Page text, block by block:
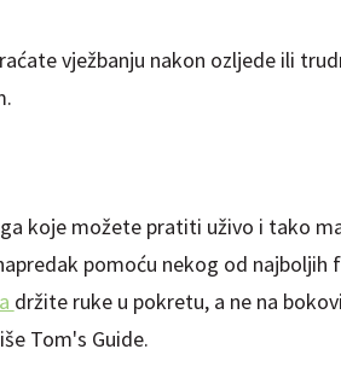
vježbanju nakon ozljede ili
koje možete pratiti uživo i tako
pomoću nekog od najboljih
držite ruke u pokretu, a ne na
Tom's Guide.